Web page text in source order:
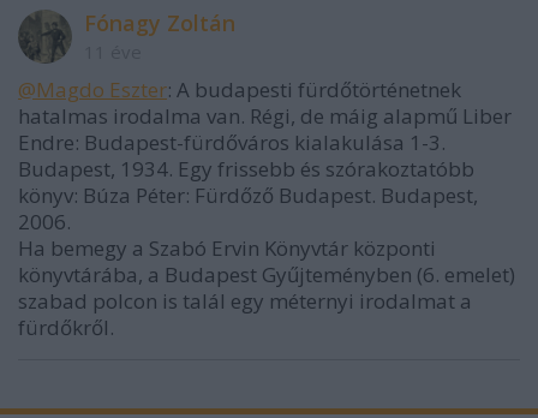
Fónagy Zoltán
@Magdo Eszter: A budapesti fürdőtörténetnek
hatalmas irodalma van. Régi, de máig alapmű Liber
Endre: Budapest-fürdőváros kialakulása 1-3.
Budapest, 1934. Egy frissebb és szórakoztatóbb
könyv: Búza Péter: Fürdőző Budapest. Budapest,
2006.
Ha bemegy a Szabó Ervin Könyvtár központi
könyvtárába, a Budapest Gyűjteményben (6. emelet)
szabad polcon is talál egy méternyi irodalmat a
fürdőkről.